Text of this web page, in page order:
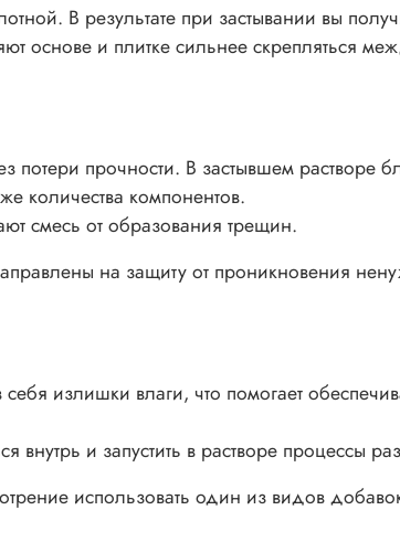
В результате при застывании вы
основе и плитке сильнее скрепляться
прочности. В застывшем растворе
количества компонентов.
смесь от образования трещин.
на защиту от проникновения
излишки влаги, что помогает
и запустить в растворе процессы
использовать один из видов